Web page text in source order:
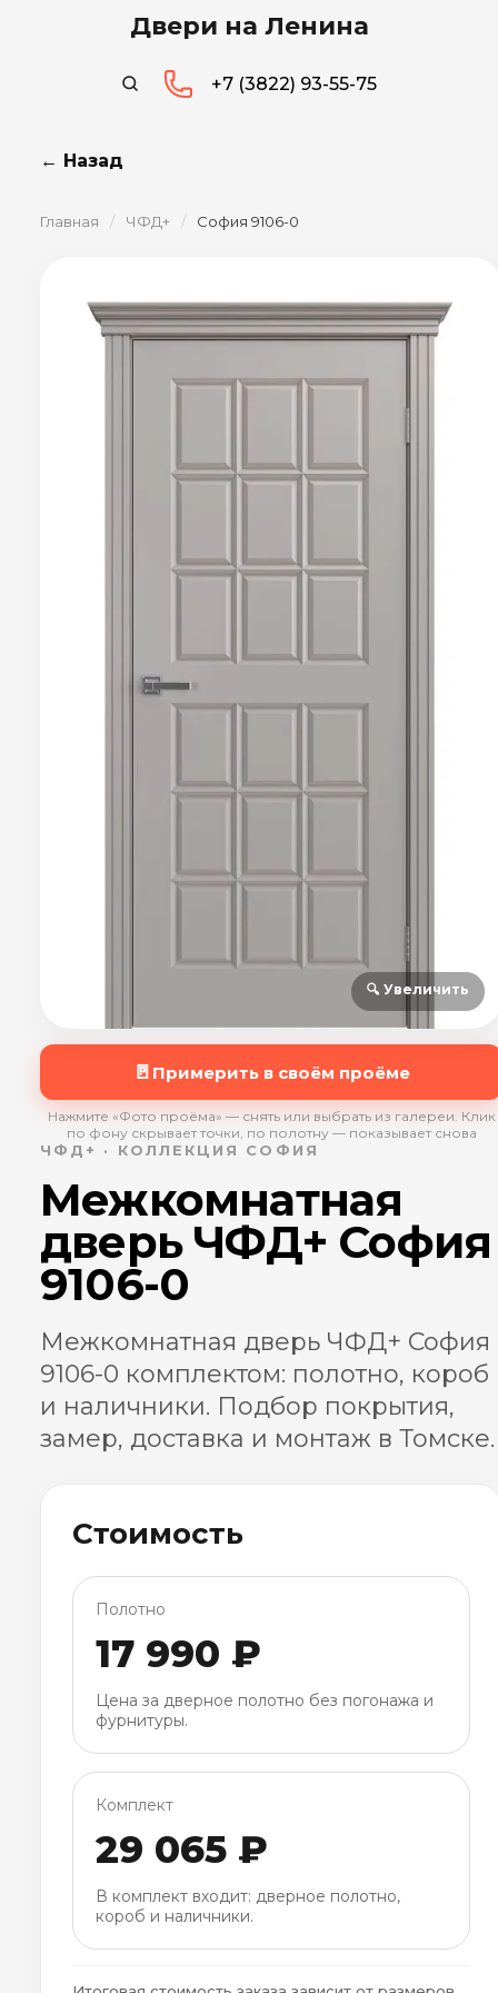
Двери на Ленина
+7 (3822) 93-55-75
← Назад
Главная / ЧФД+ / София 9106-0
🔍 Увеличить
🚪 Примерить в своём проёме
Нажмите «Фото проёма» — снять или выбрать из галереи. Клик
по фону скрывает точки, по полотну — показывает снова
ЧФД+ · КОЛЛЕКЦИЯ СОФИЯ
Межкомнатная
дверь ЧФД+ София
9106-0
Межкомнатная дверь ЧФД+ София
9106-0 комплектом: полотно, короб
и наличники. Подбор покрытия,
замер, доставка и монтаж в Томске.
Стоимость
Полотно
17 990 ₽
Цена за дверное полотно без погонажа и
фурнитуры.
Комплект
29 065 ₽
В комплект входит: дверное полотно,
короб и наличники.